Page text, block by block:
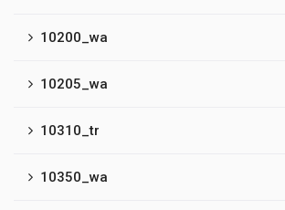
10200_wa
10205_wa
10310_tr
10350_wa